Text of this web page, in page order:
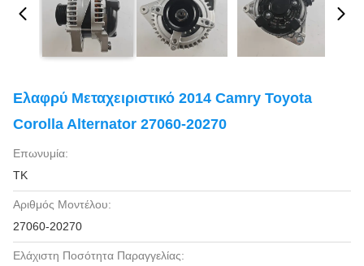
Ελαφρύ Μεταχειριστικό 2014 Camry Toyota
Corolla Alternator 27060-20270
Επωνυμία:
TK
Αριθμός Μοντέλου:
27060-20270
Ελάχιστη Ποσότητα Παραγγελίας: